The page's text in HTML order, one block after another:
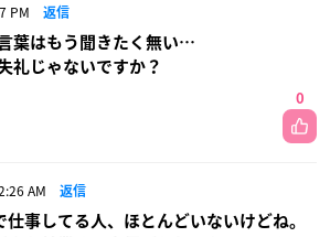
PM 返信
葉はもう聞きたく無い…
礼じゃないですか？
0
AM 返信
事してる人、ほとんどいないけどね。